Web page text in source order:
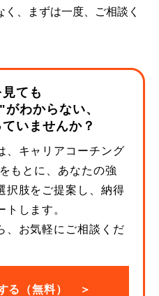
、まずは一度、ご相談く
ても
わからない、
いませんか？
、キャリアコーチング
もとに、あなたの強
択肢をご提案し、納得
します。
、お気軽にご相談くだ
る（無料） ＞